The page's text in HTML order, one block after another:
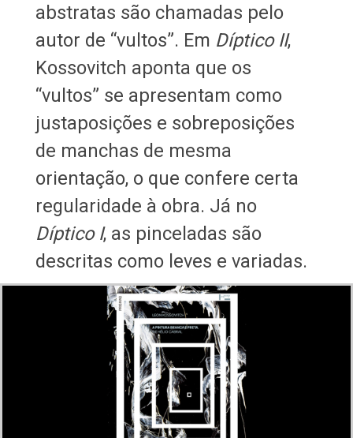
abstratas são chamadas pelo
autor de “vultos”. Em Díptico II,
Kossovitch aponta que os
“vultos” se apresentam como
justaposições e sobreposições
de manchas de mesma
orientação, o que confere certa
regularidade à obra. Já no
Díptico I, as pinceladas são
descritas como leves e variadas.